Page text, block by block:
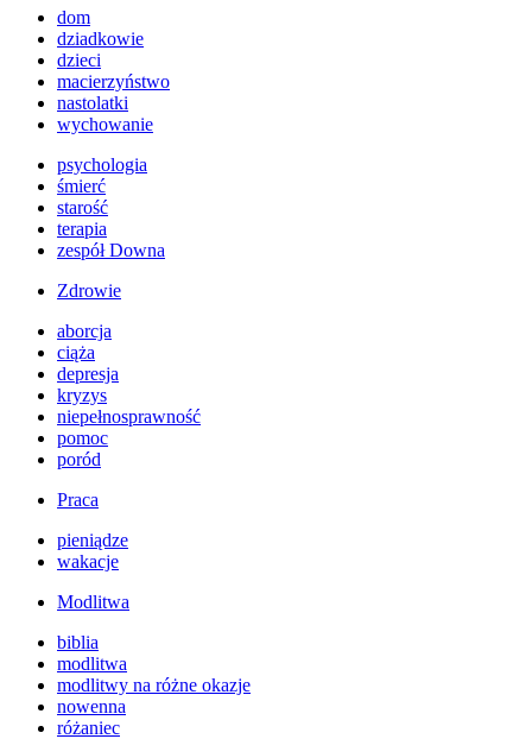
dom
dziadkowie
dzieci
macierzyństwo
nastolatki
wychowanie
psychologia
śmierć
starość
terapia
zespół Downa
Zdrowie
aborcja
ciąża
depresja
kryzys
niepełnosprawność
pomoc
poród
Praca
pieniądze
wakacje
Modlitwa
biblia
modlitwa
modlitwy na różne okazje
nowenna
różaniec